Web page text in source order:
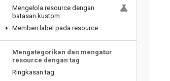
Mengelola resource dengan
batasan kustom
Memberi label pada resource
Mengategorikan dan mengatur
resource dengan tag
Ringkasan tag